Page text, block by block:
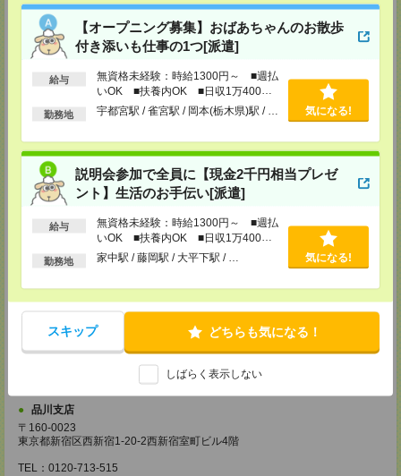
【オープニング募集】おばあちゃんのお散歩
付き添いも仕事の1つ[派遣]
給与
無資格未経験：時給1300円～ ■週払
いOK ■扶養内OK ■日収1万400円
以上
勤務地 宇都宮駅 / 雀宮駅 / 岡本(栃木県)駅 / … 気になる!
説明会参加で全員に【現金2千円相当プレゼ
ント】生活のお手伝い[派遣]
給与
無資格未経験：時給1300円～ ■週払
いOK ■扶養内OK ■日収1万400円
以上
勤務地 家中駅 / 藤岡駅 / 大平下駅 / … 気になる!
スキップ どちらも気になる！
しばらく表示しない
町田支店
〒194-0022 東京都町田市森野1-33-11 町田森野ビル1階
TEL：0120-713-515
担当：採用担当
越谷支店
埼玉県越谷市弥生町1-4 越谷弥生ビル3階
担当：採用担当
厚木支店
神奈川県厚木市旭町1-2-1 日本生命本厚木ビル7階
TEL：0120-713-515
〒251-0025
日本生命藤沢ビル2階
担当：採用担当
甲府支店
〒400-0031 山梨県甲府市丸の内2-30-3 甲府丸の内ビル5階
品川支店
〒160-0023
東京都新宿区西新宿1-20-2西新宿室町ビル4階
TEL：0120-713-515